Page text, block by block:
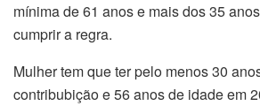
mínima de 61 anos e mais dos 35
cumprir a regra.
Mulher tem que ter pelo menos 30
contribubição e 56 anos de idade em